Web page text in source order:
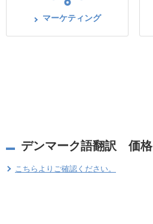
マーケティング
デンマーク語翻訳 価格
こちらよりご確認ください。